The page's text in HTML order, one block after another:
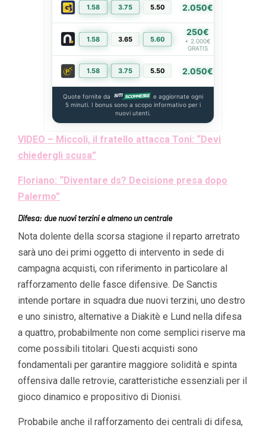
1.58 3.75 5.50 2.050€
1.58 3.65 5.60
250€
+ 2.000€
GRATIS
1.58 3.75 5.50 2.050€
Quote fornite da
e aggiornate ogni
5 minuti. I bonus sono a scopo informativo per i
nuovi utenti.
VIDEO – Miccoli, il fratello attacca Toni: “Devi
chiedergli scusa”
Floriano: “Diventare ds? Decisione presa dopo
Palermo”
Difesa: due nuovi terzini e almeno un centrale
Nota dolente della scorsa stagione il reparto arretrato
sarà uno dei primi oggetto di intervento in sede di
campagna acquisti, con riferimento in particolare al
rafforzamento delle fasce difensive. De Sanctis
intende portare in squadra due nuovi terzini, uno destro
e uno sinistro, alternative a Diakitè e Lund nella difesa
a quattro, probabilmente non come semplici riserve ma
come possibili titolari. Questi acquisti sono
fondamentali per garantire maggiore solidità e spinta
offensiva dalle retrovie, caratteristiche essenziali per il
gioco dinamico e propositivo di Dionisi.
Probabile anche il rafforzamento dei centrali di difesa,